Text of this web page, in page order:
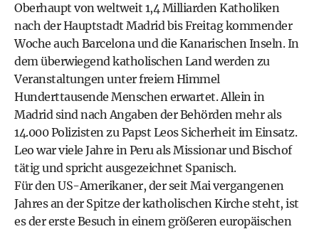
Oberhaupt von weltweit 1,4 Milliarden Katholiken
nach der Hauptstadt Madrid bis Freitag kommender
Woche auch Barcelona und die Kanarischen Inseln. In
dem überwiegend katholischen Land werden zu
Veranstaltungen unter freiem Himmel
Hunderttausende Menschen erwartet. Allein in
Madrid sind nach Angaben der Behörden mehr als
14.000 Polizisten zu Papst Leos Sicherheit im Einsatz.
Leo war viele Jahre in Peru als Missionar und Bischof
tätig und spricht ausgezeichnet Spanisch.
Für den US-Amerikaner, der seit Mai vergangenen
Jahres an der Spitze der katholischen Kirche steht, ist
es der erste Besuch in einem größeren europäischen